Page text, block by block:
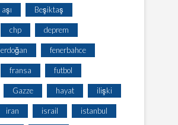
aşı Beşiktaş
chp deprem
erdoğan fenerbahce
fransa futbol
Gazze hayat ilişki
iran israil istanbul